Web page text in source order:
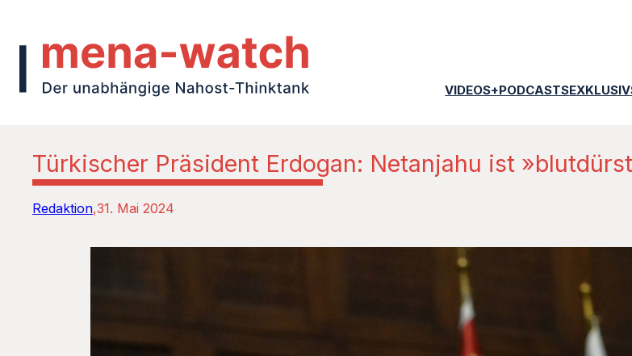
VIDEOS+PODCASTSEXKLUSIV
Türkischer Präsident Erdogan: Netanjahu ist
Redaktion 31. Mai 2024